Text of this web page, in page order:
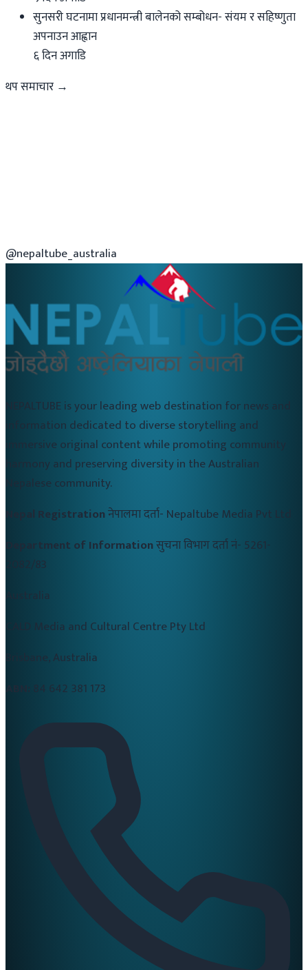
सुनसरी घटनामा प्रधानमन्त्री बालेनको सम्बोधन- संयम र सहिष्णुता
अपनाउन आह्वान
६ दिन अगाडि
थप समाचार →
@nepaltube_australia
NEPALTUBE is your leading web destination for news and
information dedicated to diverse storytelling and
immersive original content while promoting community
harmony and preserving diversity in the Australian
Nepalese community.
Nepal Registrationनेपालमा दर्ता- Nepaltube Media Pvt Ltd
Department of Informationसुचना विभाग दर्ता नं- 5261-
2082/83
Australia
CALD Media and Cultural Centre Pty Ltd
Brisbane, Australia
84 642 381 173